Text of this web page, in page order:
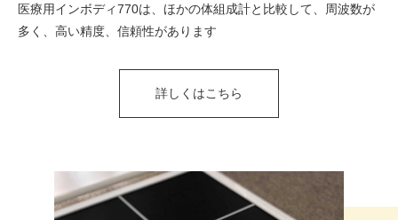
医療用インボディ770は、ほかの体組成計と比較して、周波数が
多く、高い精度、信頼性があります
詳しくはこちら